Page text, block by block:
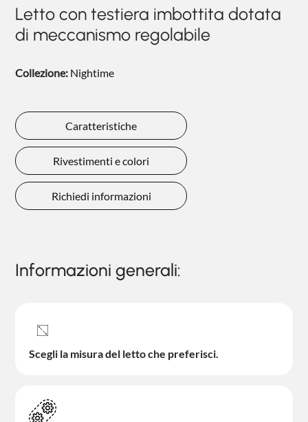
NIGHTBLOOM
NIGHTIME
POLTRONCINE
Letto con testiera imbottita dotata
di meccanismo regolabile
Collezione: Nightime
Caratteristiche
Rivestimenti e colori
Richiedi informazioni
Informazioni generali:
Scegli la misura del letto che preferisci.